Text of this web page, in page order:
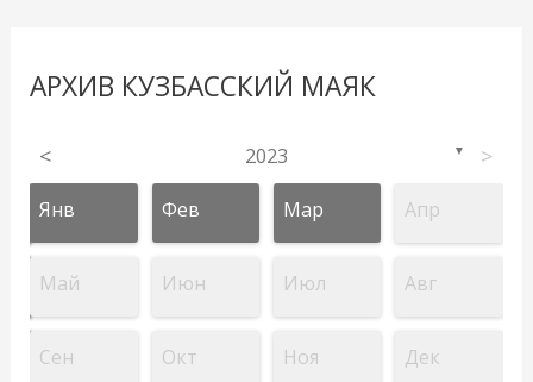
АРХИВ КУЗБАССКИЙ МАЯК
< 2023 ▼ >
Янв Фев Мар Апр
Май Июн Июл Авг
Сен Окт Ноя Дек